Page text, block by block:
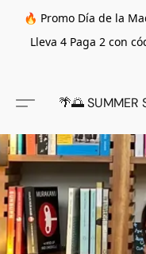
🔥 Promo Día de la
Lleva 4 Paga 2 con
🌴🌅 SUMMER